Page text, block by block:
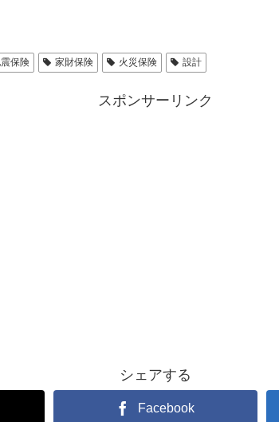
保険 家財保険 火災保険 設計
スポンサーリンク
シェアする
Facebook